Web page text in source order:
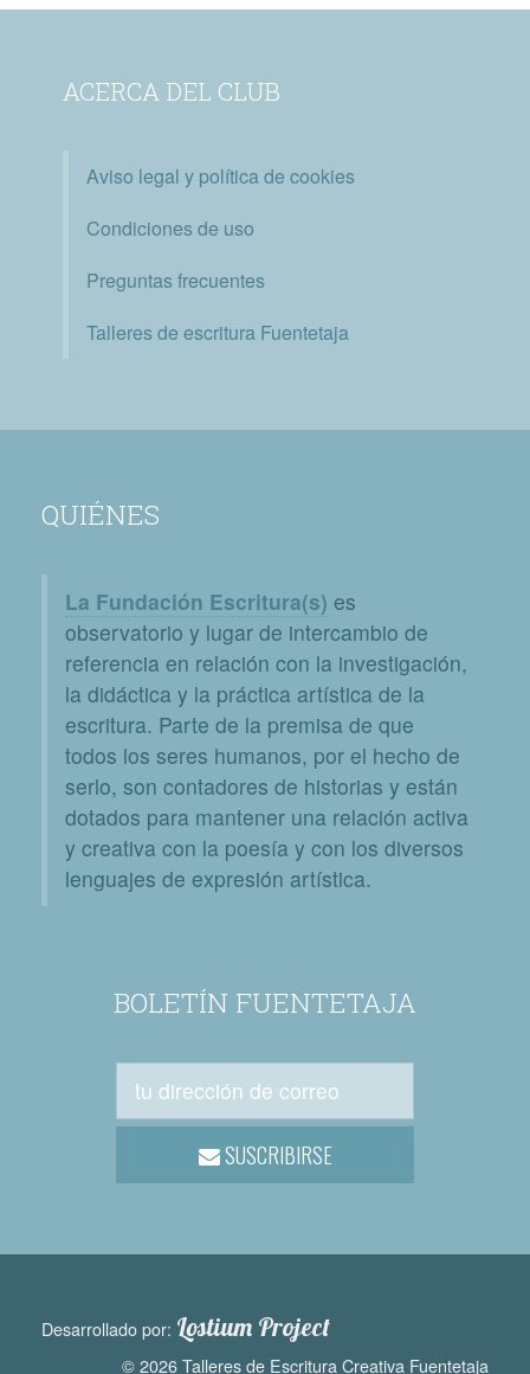
ACERCA DEL CLUB
Aviso legal y política de cookies
Condiciones de uso
Preguntas frecuentes
Talleres de escritura Fuentetaja
QUIÉNES
La Fundación Escritura(s) es
observatorio y lugar de intercambio de
referencia en relación con la investigación,
la didáctica y la práctica artística de la
escritura. Parte de la premisa de que
todos los seres humanos, por el hecho de
serlo, son contadores de historias y están
dotados para mantener una relación activa
y creativa con la poesía y con los diversos
lenguajes de expresión artística.
BOLETÍN FUENTETAJA
SUSCRIBIRSE
Desarrollado por: Lostium Project
© 2026 Talleres de Escritura Creativa Fuentetaja